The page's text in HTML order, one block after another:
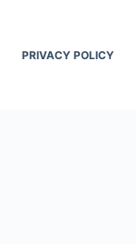
PRIVACY POLICY